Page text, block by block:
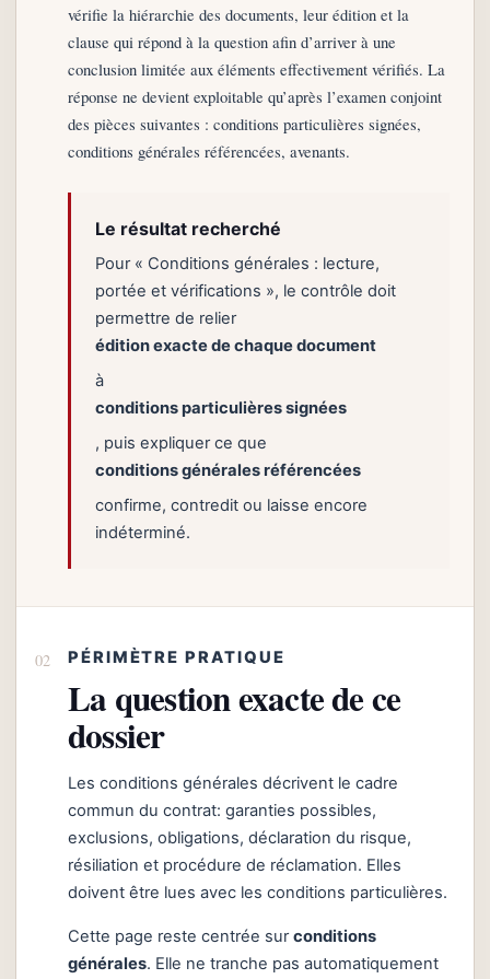
vérifie la hiérarchie des documents, leur édition et la
clause qui répond à la question afin d’arriver à une
conclusion limitée aux éléments effectivement vérifiés. La
réponse ne devient exploitable qu’après l’examen conjoint
des pièces suivantes : conditions particulières signées,
conditions générales référencées, avenants.
Le résultat recherché
Pour « Conditions générales : lecture,
portée et vérifications », le contrôle doit
permettre de relier
édition exacte de chaque document
à
conditions particulières signées
, puis expliquer ce que
conditions générales référencées
confirme, contredit ou laisse encore
indéterminé.
PÉRIMÈTRE PRATIQUE
La question exacte de ce
dossier
Les conditions générales décrivent le cadre
commun du contrat: garanties possibles,
exclusions, obligations, déclaration du risque,
résiliation et procédure de réclamation. Elles
doivent être lues avec les conditions particulières.
Cette page reste centrée surconditions
générales. Elle ne tranche pas automatiquement